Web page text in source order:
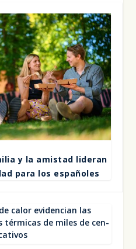
y la amis­tad lide­ran
para los espa­ño­les
calor evi­den­cian las
tér­mi­cas de miles de cen­